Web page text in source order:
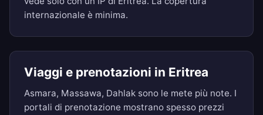
internazionale è minima.
Viaggi e prenotazioni in Eritrea
Asmara, Massawa, Dahlak sono le mete più note. I
portali di prenotazione mostrano spesso prezzi